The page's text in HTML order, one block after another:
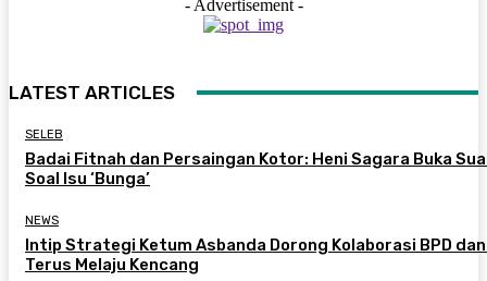
- Advertisement -
LATEST ARTICLES
SELEB
Badai Fitnah dan Persaingan Kotor: Heni Sagara Buka
Soal Isu ‘Bunga’
NEWS
Intip Strategi Ketum Asbanda Dorong Kolaborasi BPD dan
Terus Melaju Kencang